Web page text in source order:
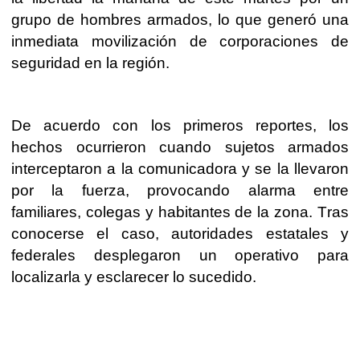
grupo de hombres armados, lo que generó una
inmediata movilización de corporaciones de
seguridad en la región.
De acuerdo con los primeros reportes, los
hechos ocurrieron cuando sujetos armados
interceptaron a la comunicadora y se la llevaron
por la fuerza, provocando alarma entre
familiares, colegas y habitantes de la zona. Tras
conocerse el caso, autoridades estatales y
federales desplegaron un operativo para
localizarla y esclarecer lo sucedido.